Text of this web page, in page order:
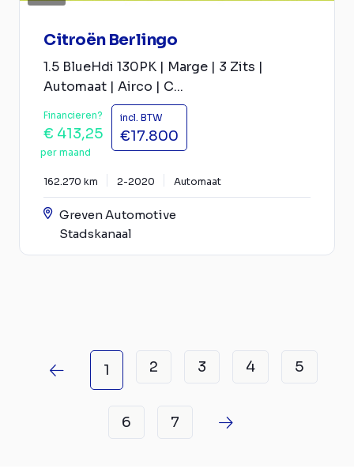
Citroën Berlingo
1.5 BlueHdi 130PK | Marge | 3 Zits |
Automaat | Airco | C...
Financieren?
€ 413,25
per maand
incl. BTW
€17.800
162.270 km 2-2020 Automaat
Greven Automotive
Stadskanaal
1 2 3 4 5
6 7